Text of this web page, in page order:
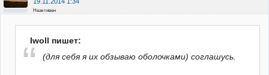
Неактивен
Iwoll пишет:
(для себя я их обзываю оболочками) соглашусь.